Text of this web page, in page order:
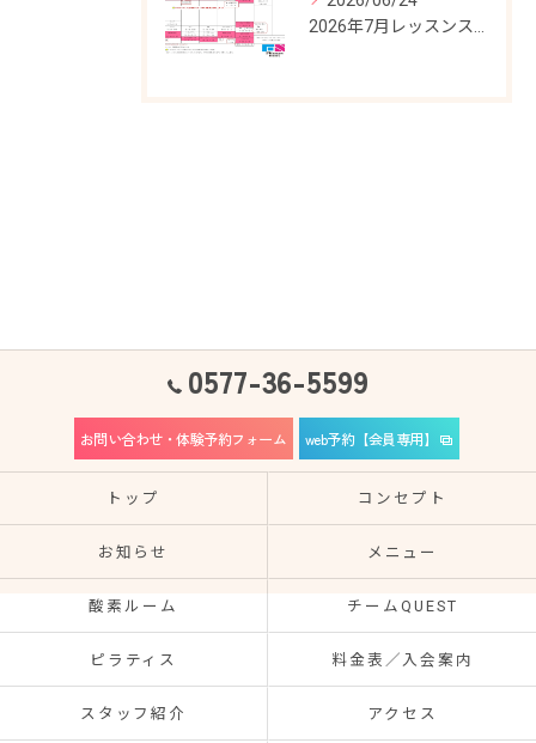
0577-36-5599
お問い合わせ・体験予約フォーム web予約【会員専用】
トップ コンセプト
お知らせ メニュー
酸素ルーム チームQUEST
ピラティス 料金表／入会案内
スタッフ紹介 アクセス